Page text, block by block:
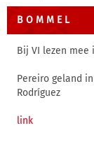
B O M M E L
Bij VI lezen mee
Pereiro geland
Rodríguez
link